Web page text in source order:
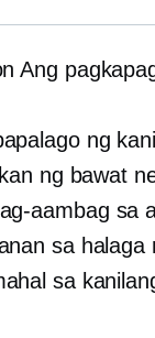
Ang
ng
ng bawat
aambag sa
sa
sa